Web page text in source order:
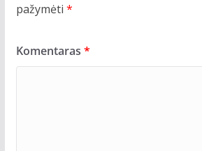
pažymėti *
Komentaras *